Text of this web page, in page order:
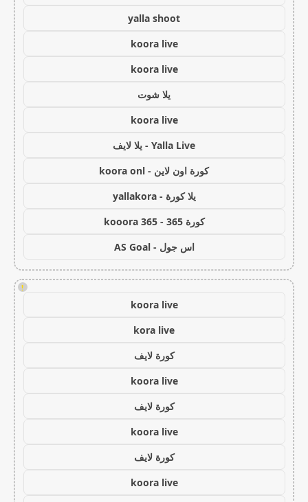
yalla shoot
koora live
koora live
يلا شوت
koora live
Yalla Live - يلا لايف
كورة اون لاين - koora onl
يلا كورة - yallakora
كورة 365 - kooora 365
اس جول - AS Goal
!
koora live
kora live
كورة لايف
koora live
كورة لايف
koora live
كورة لايف
koora live